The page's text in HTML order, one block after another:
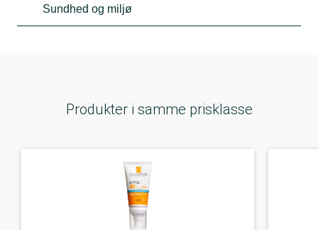
Sundhed og miljø
Produkter i samme prisklasse